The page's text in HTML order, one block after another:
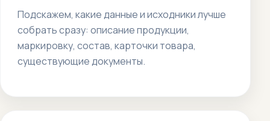
Подскажем, какие данные и исходники лучше
собрать сразу: описание продукции,
маркировку, состав, карточки товара,
существующие документы.